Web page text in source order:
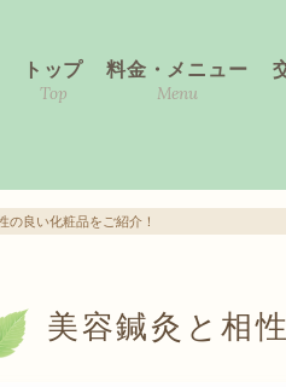
トップ
Top
料金・メニュー
Menu
の良い化粧品をご紹介！
美容鍼灸と相